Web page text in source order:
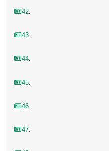
42.
43.
44.
45.
46.
47.